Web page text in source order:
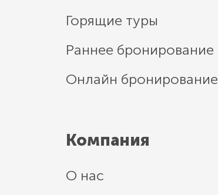
Горящие туры
Раннее бронирование
Онлайн бронирование
Компания
О нас